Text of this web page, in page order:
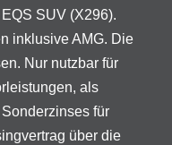
SUV (X296).
inklusive AMG. Die
Nur nutzbar für
als
für
über die